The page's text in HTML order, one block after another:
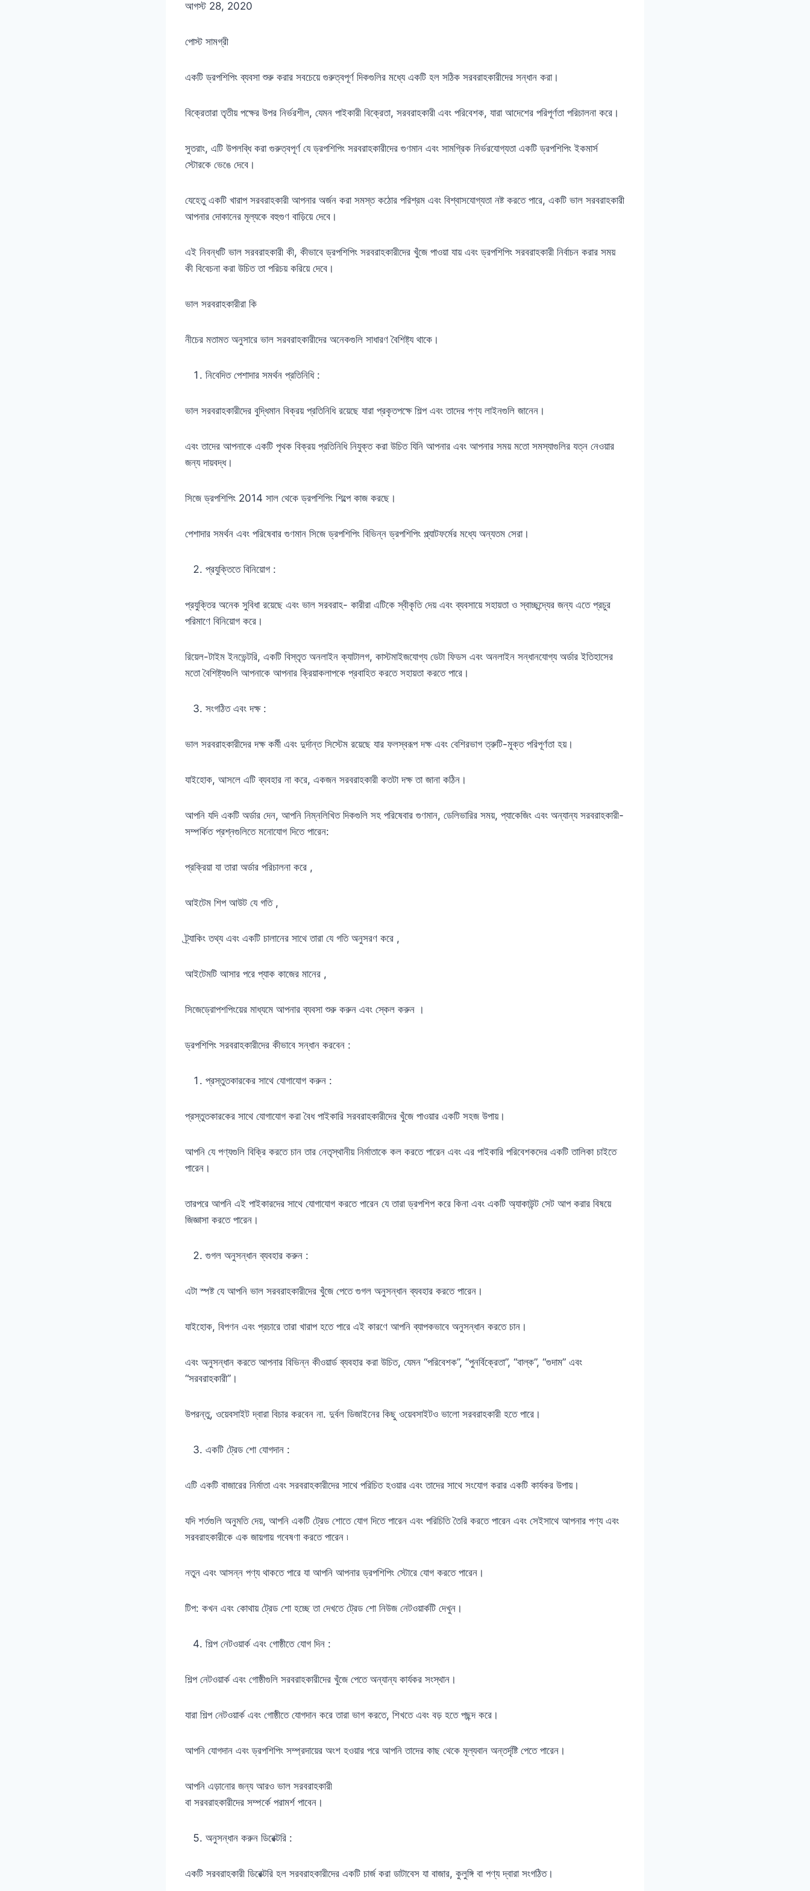
আগস্ট 28, 2020
পোস্ট সামগ্রী
একটি ড্রপশিপিং ব্যবসা শুরু করার সবচেয়ে গুরুত্বপূর্ণ দিকগুলির মধ্যে একটি হল সঠিক সরবরাহকারীদের সন্ধান করা।
বিক্রেতারা তৃতীয় পক্ষের উপর নির্ভরশীল, যেমন পাইকারী বিক্রেতা, সরবরাহকারী এবং পরিবেশক, যারা আদেশের পরিপূর্ণতা পরিচালনা করে।
সুতরাং, এটি উপলব্ধি করা গুরুত্বপূর্ণ যে ড্রপশিপিং সরবরাহকারীদের গুণমান এবং সামগ্রিক নির্ভরযোগ্যতা একটি ড্রপশিপিং ইকমার্স
স্টোরকে ভেঙে দেবে।
যেহেতু একটি খারাপ সরবরাহকারী আপনার অর্জন করা সমস্ত কঠোর পরিশ্রম এবং বিশ্বাসযোগ্যতা নষ্ট করতে পারে, একটি ভাল সরবরাহকারী
আপনার দোকানের মূল্যকে বহুগুণ বাড়িয়ে দেবে।
এই নিবন্ধটি ভাল সরবরাহকারী কী, কীভাবে ড্রপশিপিং সরবরাহকারীদের খুঁজে পাওয়া যায় এবং ড্রপশিপিং সরবরাহকারী নির্বাচন করার সময়
কী বিবেচনা করা উচিত তা পরিচয় করিয়ে দেবে।
ভাল সরবরাহকারীরা কি
নীচের মতামত অনুসারে ভাল সরবরাহকারীদের অনেকগুলি সাধারণ বৈশিষ্ট্য থাকে।
নিবেদিত পেশাদার সমর্থন প্রতিনিধি :
ভাল সরবরাহকারীদের বুদ্ধিমান বিক্রয় প্রতিনিধি রয়েছে যারা প্রকৃতপক্ষে শিল্প এবং তাদের পণ্য লাইনগুলি জানেন।
এবং তাদের আপনাকে একটি পৃথক বিক্রয় প্রতিনিধি নিযুক্ত করা উচিত যিনি আপনার এবং আপনার সময় মতো সমস্যাগুলির যত্ন নেওয়ার
জন্য দায়বদ্ধ।
সিজে ড্রপশিপিং 2014 সাল থেকে ড্রপশিপিং শিল্পে কাজ করছে।
পেশাদার সমর্থন এবং পরিষেবার গুণমান সিজে ড্রপশিপিং বিভিন্ন ড্রপশিপিং প্ল্যাটফর্মের মধ্যে অন্যতম সেরা।
প্রযুক্তিতে বিনিয়োগ :
প্রযুক্তির অনেক সুবিধা রয়েছে এবং ভাল সরবরাহ- কারীরা এটিকে স্বীকৃতি দেয় এবং ব্যবসায়ে সহায়তা ও স্বাচ্ছন্দ্যের জন্য এতে প্রচুর
পরিমাণে বিনিয়োগ করে।
রিয়েল-টাইম ইনভেন্টরি, একটি বিস্তৃত অনলাইন ক্যাটালগ, কাস্টমাইজযোগ্য ডেটা ফিডস এবং অনলাইন সন্ধানযোগ্য অর্ডার ইতিহাসের
মতো বৈশিষ্ট্যগুলি আপনাকে আপনার ক্রিয়াকলাপকে প্রবাহিত করতে সহায়তা করতে পারে।
সংগঠিত এবং দক্ষ :
ভাল সরবরাহকারীদের দক্ষ কর্মী এবং দুর্দান্ত সিস্টেম রয়েছে যার ফলস্বরূপ দক্ষ এবং বেশিরভাগ ত্রুটি-মুক্ত পরিপূর্ণতা হয়।
যাইহোক, আসলে এটি ব্যবহার না করে, একজন সরবরাহকারী কতটা দক্ষ তা জানা কঠিন।
আপনি যদি একটি অর্ডার দেন, আপনি নিম্নলিখিত দিকগুলি সহ পরিষেবার গুণমান, ডেলিভারির সময়, প্যাকেজিং এবং অন্যান্য সরবরাহকারী-
সম্পর্কিত প্রশ্নগুলিতে মনোযোগ দিতে পারেন:
প্রক্রিয়া যা তারা অর্ডার পরিচালনা করে ,
আইটেম শিপ আউট যে গতি ,
ট্র্যাকিং তথ্য এবং একটি চালানের সাথে তারা যে গতি অনুসরণ করে ,
আইটেমটি আসার পরে প্যাক কাজের মানের ,
সিজেড্রোপশপিংয়ের মাধ্যমে আপনার ব্যবসা শুরু করুন এবং স্কেল করুন ।
ড্রপশিপিং সরবরাহকারীদের কীভাবে সন্ধান করবেন :
প্রস্তুতকারকের সাথে যোগাযোগ করুন :
প্রস্তুতকারকের সাথে যোগাযোগ করা বৈধ পাইকারি সরবরাহকারীদের খুঁজে পাওয়ার একটি সহজ উপায়।
আপনি যে পণ্যগুলি বিক্রি করতে চান তার নেতৃস্থানীয় নির্মাতাকে কল করতে পারেন এবং এর পাইকারি পরিবেশকদের একটি তালিকা চাইতে
পারেন।
তারপরে আপনি এই পাইকারদের সাথে যোগাযোগ করতে পারেন যে তারা ড্রপশিপ করে কিনা এবং একটি অ্যাকাউন্ট সেট আপ করার বিষয়ে
জিজ্ঞাসা করতে পারেন।
গুগল অনুসন্ধান ব্যবহার করুন :
এটা স্পষ্ট যে আপনি ভাল সরবরাহকারীদের খুঁজে পেতে গুগল অনুসন্ধান ব্যবহার করতে পারেন।
যাইহোক, বিপণন এবং প্রচারে তারা খারাপ হতে পারে এই কারণে আপনি ব্যাপকভাবে অনুসন্ধান করতে চান।
এবং অনুসন্ধান করতে আপনার বিভিন্ন কীওয়ার্ড ব্যবহার করা উচিত, যেমন “পরিবেশক”, “পুনর্বিক্রেতা”, “বাল্ক”, “গুদাম” এবং
“সরবরাহকারী”।
উপরন্তু, ওয়েবসাইট দ্বারা বিচার করবেন না. দুর্বল ডিজাইনের কিছু ওয়েবসাইটও ভালো সরবরাহকারী হতে পারে।
একটি ট্রেড শো যোগদান :
এটি একটি বাজারের নির্মাতা এবং সরবরাহকারীদের সাথে পরিচিত হওয়ার এবং তাদের সাথে সংযোগ করার একটি কার্যকর উপায়।
যদি শর্তগুলি অনুমতি দেয়, আপনি একটি ট্রেড শোতে যোগ দিতে পারেন এবং পরিচিতি তৈরি করতে পারেন এবং সেইসাথে আপনার পণ্য এবং
সরবরাহকারীকে এক জায়গায় গবেষণা করতে পারেন ৷
নতুন এবং আসন্ন পণ্য থাকতে পারে যা আপনি আপনার ড্রপশিপিং স্টোরে যোগ করতে পারেন।
টিপ: কখন এবং কোথায় ট্রেড শো হচ্ছে তা দেখতে ট্রেড শো নিউজ নেটওয়ার্কটি দেখুন।
শিল্প নেটওয়ার্ক এবং গোষ্ঠীতে যোগ দিন :
শিল্প নেটওয়ার্ক এবং গোষ্ঠীগুলি সরবরাহকারীদের খুঁজে পেতে অন্যান্য কার্যকর সংস্থান।
যারা শিল্প নেটওয়ার্ক এবং গোষ্ঠীতে যোগদান করে তারা ভাগ করতে, শিখতে এবং বড় হতে পছন্দ করে।
আপনি যোগদান এবং ড্রপশিপিং সম্প্রদায়ের অংশ হওয়ার পরে আপনি তাদের কাছ থেকে মূল্যবান অন্তর্দৃষ্টি পেতে পারেন।
আপনি এড়ানোর জন্য আরও ভাল সরবরাহকারী
বা সরবরাহকারীদের সম্পর্কে পরামর্শ পাবেন।
অনুসন্ধান করুন ডিরেক্টরি :
একটি সরবরাহকারী ডিরেক্টরি হল সরবরাহকারীদের একটি চার্জ করা ডাটাবেস যা বাজার, কুলুঙ্গি বা পণ্য দ্বারা সংগঠিত।